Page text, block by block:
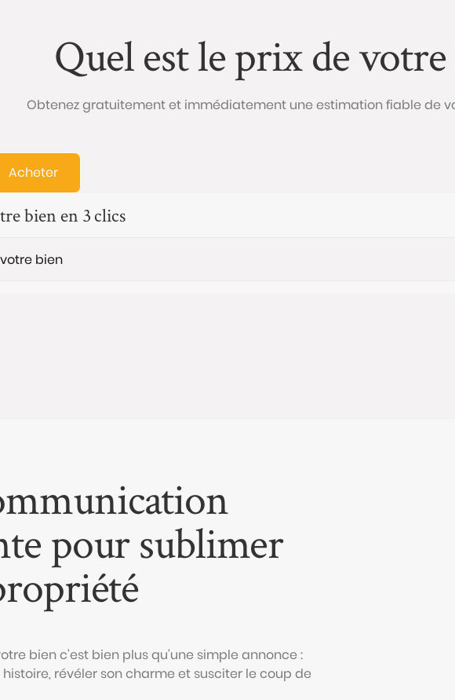
Quel est le prix de votre
Obtenez gratuitement et immédiatement une estimation fiable de
Acheter
bien en 3 clics
pour sublimer
bien c'est bien plus qu'une simple annonce :
révéler son charme et susciter le coup de